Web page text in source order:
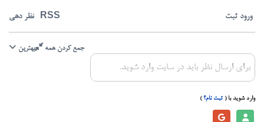
کپی‌رایت © 1997 - 2026 Zaban.dk. کلیه حقوق وب‌سایت محفوظ می باشد. سایت زبان
دانمارکی، یک سایت آموزش زبان رایگان است که توسط دکتر محمد ابوالقاسمی طراحی شده است.